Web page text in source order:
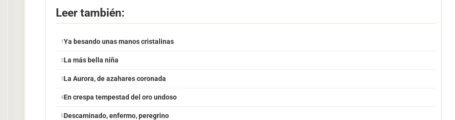
Leer también:
Ya besando unas manos cristalinas
La más bella niña
La Aurora, de azahares coronada
En crespa tempestad del oro undoso
Descaminado, enfermo, peregrino